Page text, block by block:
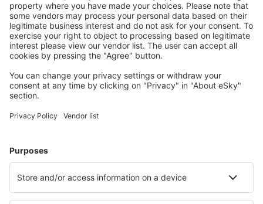
Stáhněte si naši aplikacia plánujte své
cesty pohodlně
Eurovíkend
Dovolená
Ubytování